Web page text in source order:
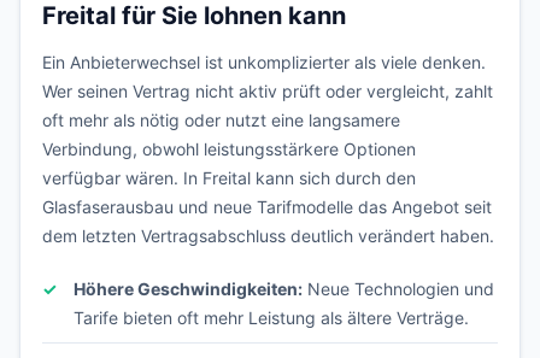
Freital für Sie lohnen kann
Ein Anbieterwechsel ist unkomplizierter als viele denken.
Wer seinen Vertrag nicht aktiv prüft oder vergleicht, zahlt
oft mehr als nötig oder nutzt eine langsamere
Verbindung, obwohl leistungsstärkere Optionen
verfügbar wären. In Freital kann sich durch den
Glasfaserausbau und neue Tarifmodelle das Angebot seit
dem letzten Vertragsabschluss deutlich verändert haben.
Höhere Geschwindigkeiten: Neue Technologien und
Tarife bieten oft mehr Leistung als ältere Verträge.